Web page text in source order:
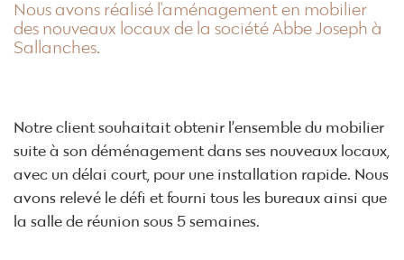
Nous avons réalisé l'aménagement en mobilier
des nouveaux locaux de la société Abbe Joseph à
Sallanches.
Notre client souhaitait obtenir l’ensemble du mobilier
suite à son déménagement dans ses nouveaux locaux,
avec un délai court, pour une installation rapide. Nous
avons relevé le défi et fourni tous les bureaux ainsi que
la salle de réunion sous 5 semaines.